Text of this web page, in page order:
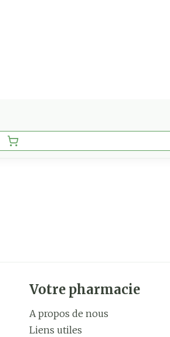
Votre pharmacie
A propos de nous
Liens utiles